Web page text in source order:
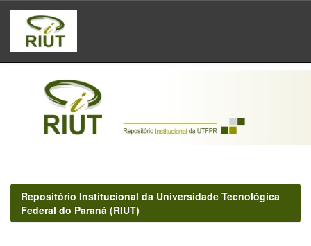
Skip
navigation
Repositório Institucional da Universidade Tecnológica
Federal do Paraná (RIUT)